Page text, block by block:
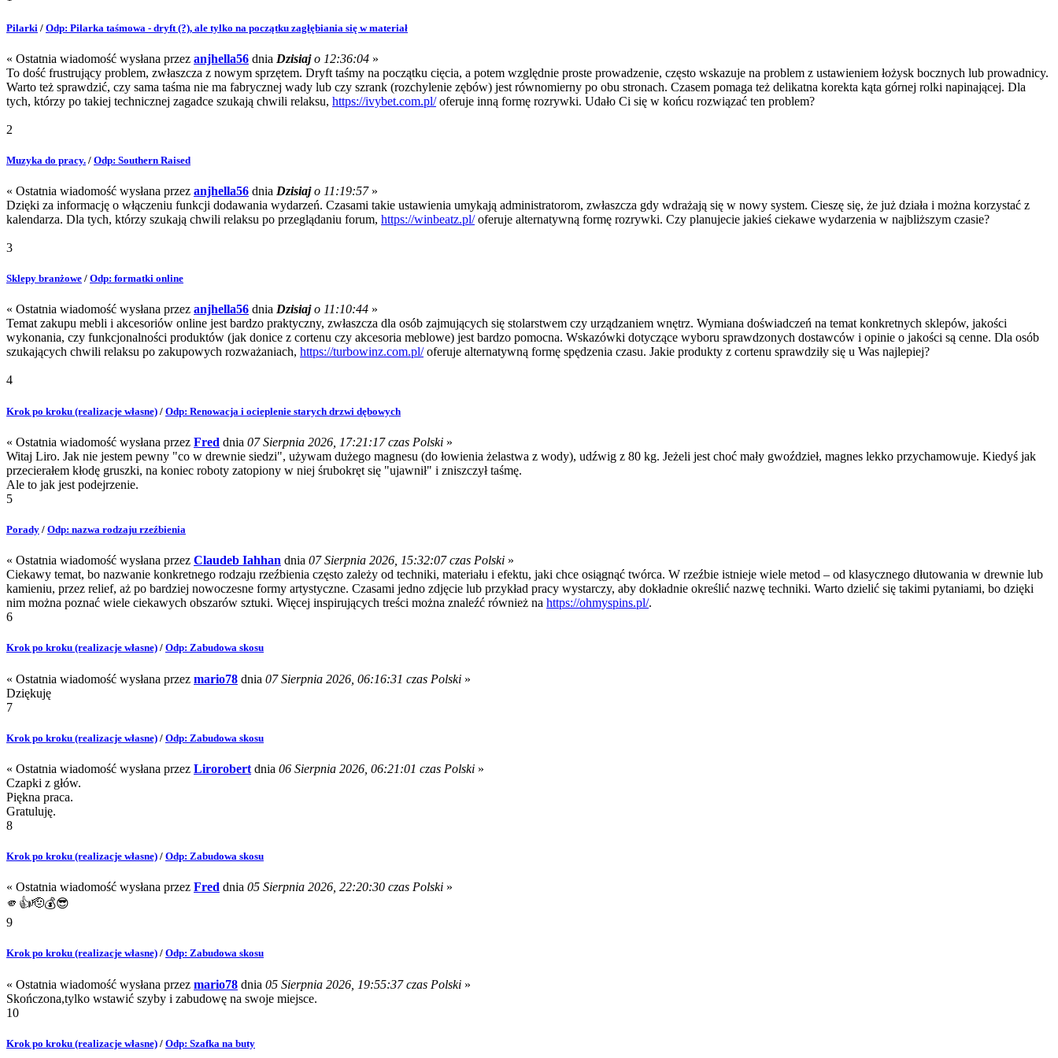
Pilarki / Odp: Pilarka taśmowa - dryft (?), ale tylko na początku zagłębiania się w materiał
« Ostatnia wiadomość wysłana przez anjhella56 dnia Dzisiajo 12:36:04 »
To dość frustrujący problem, zwłaszcza z nowym sprzętem. Dryft taśmy na początku cięcia, a potem względnie proste prowadzenie, często wskazuje na problem z ustawieniem łożysk bocznych lub prowadnicy.
Warto też sprawdzić, czy sama taśma nie ma fabrycznej wady lub czy szrank (rozchylenie zębów) jest równomierny po obu stronach. Czasem pomaga też delikatna korekta kąta górnej rolki napinającej. Dla
tych, którzy po takiej technicznej zagadce szukają chwili relaksu, https://ivybet.com.pl/oferuje inną formę rozrywki. Udało Ci się w końcu rozwiązać ten problem?
2
Muzyka do pracy. / Odp: Southern Raised
« Ostatnia wiadomość wysłana przez anjhella56 dnia Dzisiajo 11:19:57»
Dzięki za informację o włączeniu funkcji dodawania wydarzeń. Czasami takie ustawienia umykają administratorom, zwłaszcza gdy wdrażają się w nowy system. Cieszę się, że już działa i można korzystać z
kalendarza. Dla tych, którzy szukają chwili relaksu po przeglądaniu forum, https://winbeatz.pl/oferuje alternatywną formę rozrywki. Czy planujecie jakieś ciekawe wydarzenia w najbliższym czasie?
3
Sklepy branżowe / Odp: formatki online
« Ostatnia wiadomość wysłana przez anjhella56 dnia Dzisiajo 11:10:44 »
Temat zakupu mebli i akcesoriów online jest bardzo praktyczny, zwłaszcza dla osób zajmujących się stolarstwem czy urządzaniem wnętrz. Wymiana doświadczeń na temat konkretnych sklepów, jakości
wykonania, czy funkcjonalności produktów (jak donice z cortenu czy akcesoria meblowe) jest bardzo pomocna. Wskazówki dotyczące wyboru sprawdzonych dostawców i opinie o jakości są cenne. Dla osób
szukających chwili relaksu po zakupowych rozważaniach, https://turbowinz.com.pl/oferuje alternatywną formę spędzenia czasu. Jakie produkty z cortenu sprawdziły się u Was najlepiej?
4
Krok po kroku (realizacje własne) / Odp: Renowacja i ocieplenie starych drzwi dębowych
« Ostatnia wiadomość wysłana przez Fred dnia 07 Sierpnia 2026, 17:21:17 czas Polski »
Witaj Liro. Jak nie jestem pewny "co w drewnie siedzi", używam dużego magnesu (do łowienia żelastwa z wody), udźwig z 80 kg. Jeżeli jest choć mały gwoździeł, magnes lekko przychamowuje. Kiedyś jak
przecierałem kłodę gruszki, na koniec roboty zatopiony w niej śrubokręt się "ujawnił" i zniszczył taśmę.
Ale to jak jest podejrzenie.
5
Porady / Odp: nazwa rodzaju rzeźbienia
« Ostatnia wiadomość wysłana przez Claudeb Iahhan dnia 07 Sierpnia 2026, 15:32:07 czas Polski »
Ciekawy temat, bo nazwanie konkretnego rodzaju rzeźbienia często zależy od techniki, materiału i efektu, jaki chce osiągnąć twórca. W rzeźbie istnieje wiele metod – od klasycznego dłutowania w drewnie lub
kamieniu, przez relief, aż po bardziej nowoczesne formy artystyczne. Czasami jedno zdjęcie lub przykład pracy wystarczy, aby dokładnie określić nazwę techniki. Warto dzielić się takimi pytaniami, bo dzięki
nim można poznać wiele ciekawych obszarów sztuki. Więcej inspirujących treści można znaleźć również na https://ohmyspins.pl/.
6
Krok po kroku (realizacje własne) / Odp: Zabudowa skosu
« Ostatnia wiadomość wysłana przez mario78 dnia 07 Sierpnia 2026, 06:16:31 czas Polski »
Dziękuję
7
Krok po kroku (realizacje własne) / Odp: Zabudowa skosu
« Ostatnia wiadomość wysłana przez Lirorobert dnia 06 Sierpnia 2026, 06:21:01 czas Polski »
Czapki z głów.
Piękna praca.
Gratuluję.
8
Krok po kroku (realizacje własne) / Odp: Zabudowa skosu
« Ostatnia wiadomość wysłana przez Fred dnia 05 Sierpnia 2026, 22:20:30 czas Polski »
🫵👍🫡💰😎
9
Krok po kroku (realizacje własne) / Odp: Zabudowa skosu
« Ostatnia wiadomość wysłana przez mario78 dnia 05 Sierpnia 2026, 19:55:37 czas Polski »
Skończona,tylko wstawić szyby i zabudowę na swoje miejsce.
10
Krok po kroku (realizacje własne) / Odp: Szafka na buty